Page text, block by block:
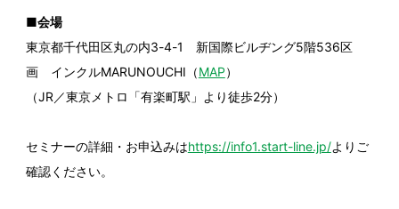
■会場
東京都千代田区丸の内3-4-1 新国際ビルヂング5階536区
画 インクルMARUNOUCHI（MAP）
（JR／東京メトロ「有楽町駅」より徒歩2分）
セミナーの詳細・お申込みはhttps://info1.start-line.jp/よりご
確認ください。